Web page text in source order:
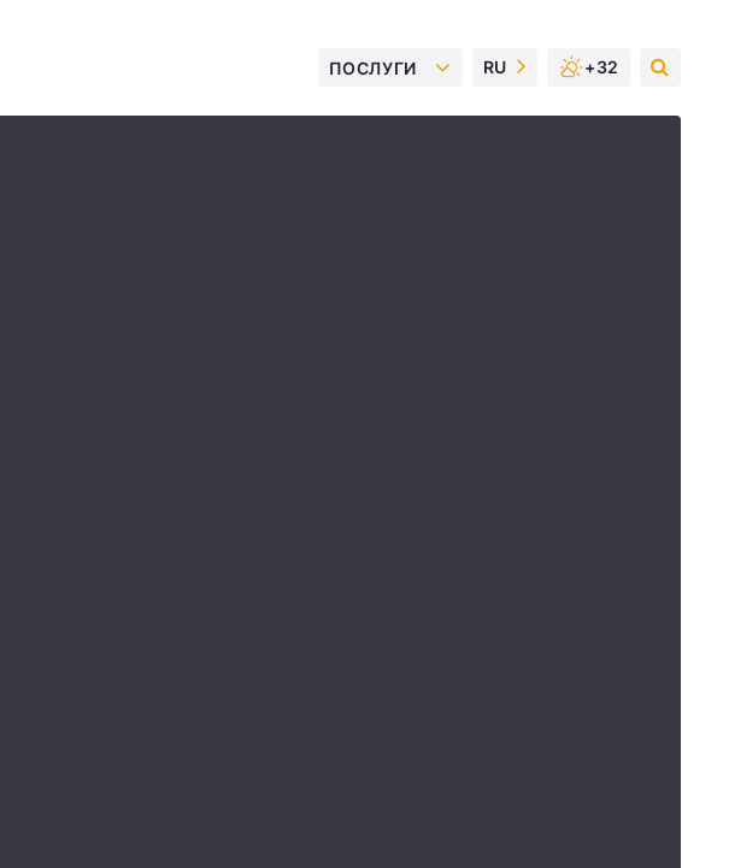
ПОСЛУГИ RU +32